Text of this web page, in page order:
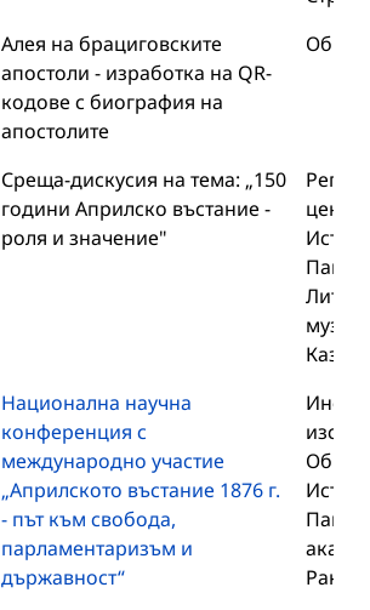
Алея на брациговските
апостоли - изработка на QR-
кодове с биография на
апостолите
Среща-дискусия на тема: „150
години Априлско въстание -
роля и значение"
Национална научна
конференция с
международно участие
„Априлското въстание 1876 г.
- път към свобода,
парламентаризъм и
държавност“